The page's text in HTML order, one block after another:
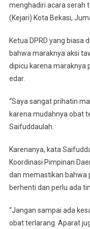
menghadiri acara serah
(Kejari) Kota Bekasi,
Ketua DPRD yang biasa
bahwa maraknya aksi
dipicu karena maraknya
edar.
“Saya sangat prihatin
karena mudahnya obat
Saifuddaulah.
Karenanya, kata
Koordinasi Pimpinan
dan memastikan bahwa
berhenti dan perlu ada
“Jangan sampai ada
obat terlarang. Aparat